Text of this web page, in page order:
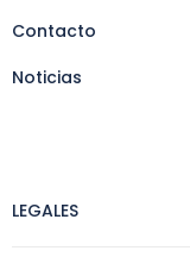
Contacto
Noticias
LEGALES